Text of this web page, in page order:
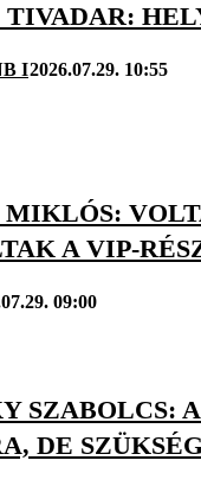
TIVADAR:
I2026.07.29. 10:55
A VIP-
09:00
SZABOLCS:
DE